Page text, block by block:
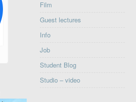
Film
Guest lectures
Info
Job
Student Blog
Studio – video